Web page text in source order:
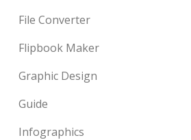
File Converter
Flipbook Maker
Graphic Design
Guide
Infographics